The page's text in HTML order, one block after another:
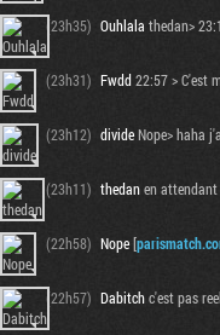
(23h35) Ouhlala thedan>
(23h31) Fwdd22:57 > C'est
(23h12) divideNope> haha
(23h11) thedanen
(22h58) Nope[
(22h57) Dabitchc'est pas